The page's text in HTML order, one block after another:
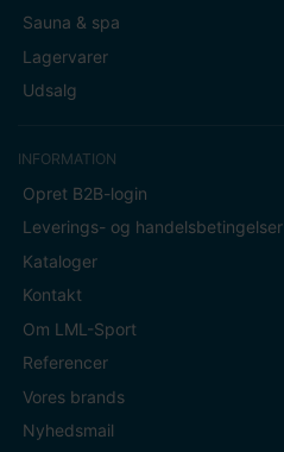
Sauna & spa
Lagervarer
Udsalg
INFORMATION
Opret B2B-login
Leverings- og handelsbetingelser
Kataloger
Kontakt
Om LML-Sport
Referencer
Vores brands
Nyhedsmail